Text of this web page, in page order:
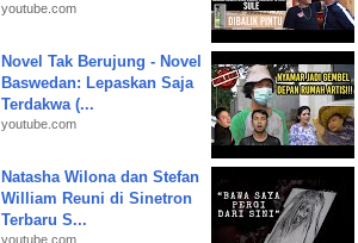
youtube.com
Novel Tak Berujung - Novel
Baswedan: Lepaskan Saja
Terdakwa (...
youtube.com
Natasha Wilona dan Stefan
William Reuni di Sinetron
Terbaru S...
youtube.com